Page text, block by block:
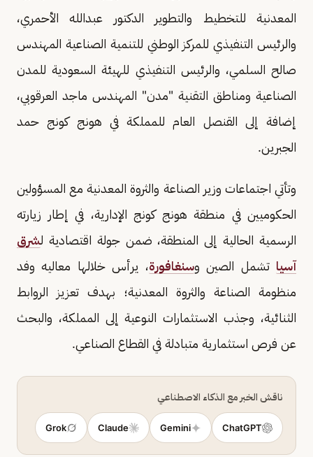
المعدنية للتخطيط والتطوير الدكتور عبدالله الأحمري،
والرئيس التنفيذي للمركز الوطني للتنمية الصناعية المهندس
صالح السلمي، والرئيس التنفيذي للهيئة السعودية للمدن
الصناعية ومناطق التقنية "مدن" المهندس ماجد العرقوبي،
إضافة إلى القنصل العام للمملكة في هونج كونج حمد
الجبرين.
وتأتي اجتماعات وزير الصناعة والثروة المعدنية مع المسؤولين
الحكوميين في منطقة هونج كونج الإدارية، في إطار زيارته
الرسمية الحالية إلى المنطقة، ضمن جولة اقتصادية لشرق
آسيا تشمل الصين وسنغافورة، يرأس خلالها معاليه وفد
منظومة الصناعة والثروة المعدنية؛ بهدف تعزيز الروابط
الثنائية، وجذب الاستثمارات النوعية إلى المملكة، والبحث
عن فرص استثمارية متبادلة في القطاع الصناعي.
ناقش الخبر مع الذكاء الاصطناعي
ChatGPT
Gemini
Claude
Grok